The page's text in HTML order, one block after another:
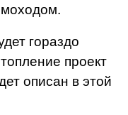
гораздо
проект
описан в этой